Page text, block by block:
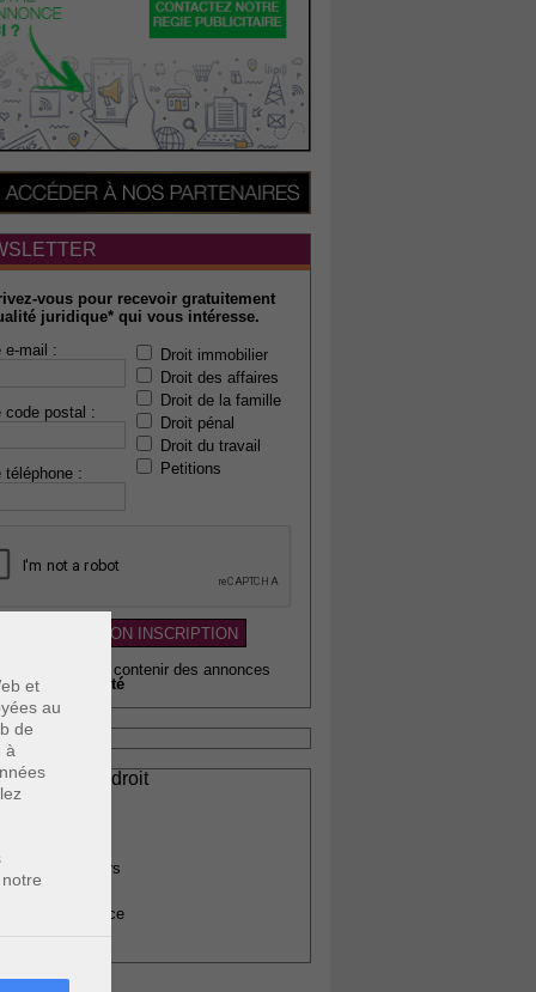
et
au
de
à
vous pour recevoir gratuitement
juridique* qui vous intéresse.
e-mail :
code postal :
téléphone :
Droit immobilier
Droit des affaires
Droit de la famille
Droit pénal
Droit du travail
Petitions
pouvant contenir des annonces
de
qualité
du droit
immobiliers
de justice